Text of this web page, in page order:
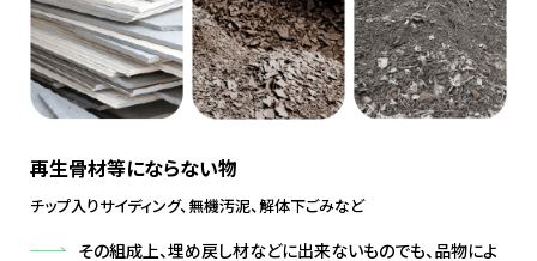
再生骨材等にならない物
チップ入りサイディング、無機汚泥、解体下ごみなど
その組成上、埋め戻し材などに出来ないものでも、品物によ